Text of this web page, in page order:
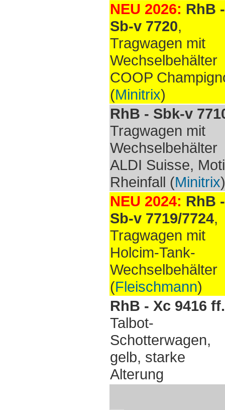
NEU 2026: RhB -
Sb-v 7720,
Tragwagen mit
Wechselbehälter
COOP
(Minitrix)
RhB - Sbk-v
Tragwagen mit
Wechselbehälter
ALDI Suisse,
Rheinfall (Minitrix)
NEU 2024: RhB -
Sb-v 7719/7724,
Tragwagen mit
Holcim-Tank-
Wechselbehälter
(Fleischmann)
RhB - Xc 9416 ff.
Talbot-
Schotterwagen,
gelb, starke
Alterung